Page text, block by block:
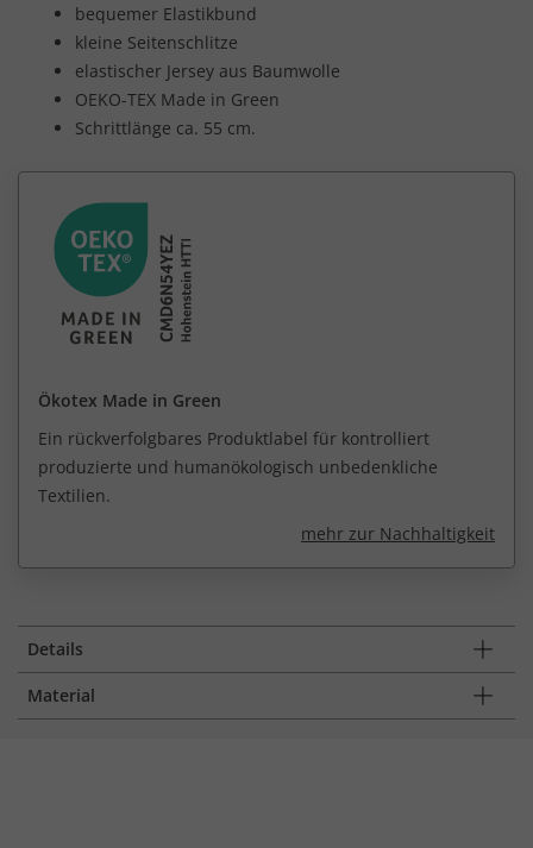
bequemer Elastikbund
kleine Seitenschlitze
elastischer Jersey aus Baumwolle
OEKO-TEX Made in Green
Schrittlänge ca. 55 cm.
Ökotex Made in Green
Ein rückverfolgbares Produktlabel für kontrolliert
produzierte und humanökologisch unbedenkliche
Textilien.
mehr zur Nachhaltigkeit
Details
Material